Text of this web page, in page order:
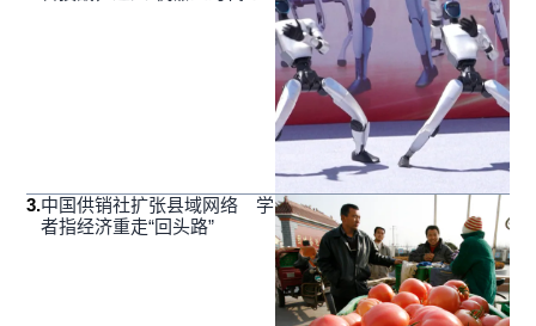
3.中国供销社扩张县域网络 学
者指经济重走“回头路”